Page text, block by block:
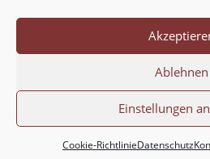
Ablehnen
Einstellungen
Cookie-RichtlinieDatenschutz